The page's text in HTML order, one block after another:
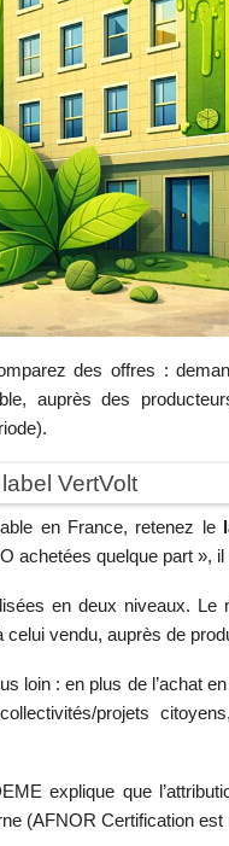
des offres :
auprès des
VertVolt
en France, retenez le
achetées quelque part
en deux niveaux.
celui vendu, auprès de
loin : en plus de l’achat
projets
explique que
(AFNOR Certification